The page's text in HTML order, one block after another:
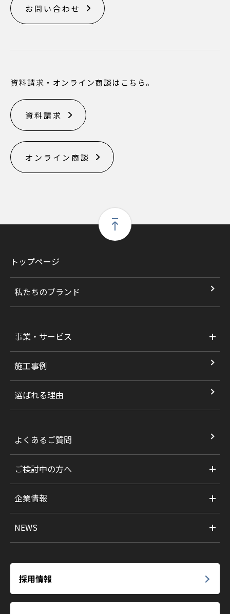
お問い合わせ
資料請求・オンライン商談はこちら。
資料請求
オンライン商談
トップページ
私たちのブランド
事業・サービス
施工事例
選ばれる理由
よくあるご質問
ご検討中の方へ
企業情報
NEWS
採用情報